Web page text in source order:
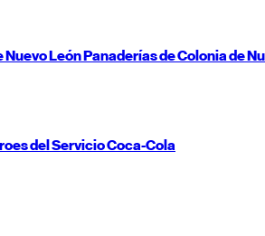
Nuevo LeónPanaderías de Colonia de
del Servicio Coca-Cola